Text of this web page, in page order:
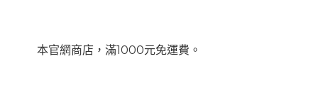
本官網商店，滿1000元免運費。